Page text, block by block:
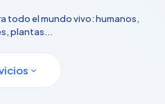
todo el mundo vivo: humanos,
plantas...